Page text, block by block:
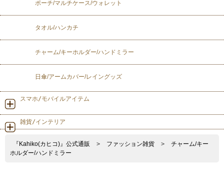
ポーチ/マルチケース/ウォレット
タオル/ハンカチ
チャーム/キーホルダー/ハンドミラー
日傘/アームカバー/レイングッズ
スマホ/モバイルアイテム
雑貨/インテリア
『Kahiko(カヒコ)』公式通販 > ファッション雑貨 >
チャーム/キー
ホルダー/ハンドミラー